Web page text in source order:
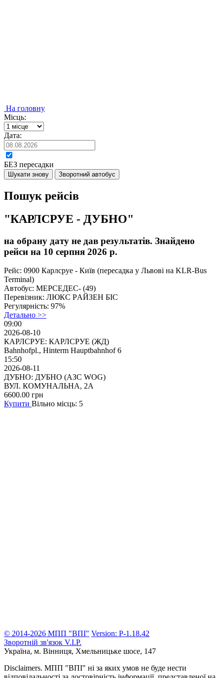
На головну
Місць:
Дата:
БЕЗ пересадки
Шукати знову Зворотний автобус
Пошук рейсів
"КАРЛСРУЕ - ДУБНО"
на обрану дату не дав результатів. Знайдено
рейси на 10 серпня 2026 р.
Рейс: 0900 Карлсруе - Київ (перeсaдкa у Львові на KLR-Bus
Terminal)
Автобус: МЕРСЕДЕС- (49)
Перевізник: ЛЮКС PАЙЗEH БІC
Регулярність: 97%
Детально >>
09:00
2026-08-10
КАРЛСРУЕ: КАРЛСРУЕ (ЖД)
Bahnhofpl., Hinterm Hauptbahnhof 6
15:50
2026-08-11
ДУБНО: ДУБНО (АЗС WOG)
ВУЛ. КОМУНАЛЬНА, 2А
6600.00 грн
Купити Вільно місць: 5
© 2014-2026 МПП "ВПІ" Version: P-1.18.42
Зворотній зв'язок V.I.P.
Україна, м. Вінниця, Хмельницьке шосе, 147
Disclaimers. МПП "ВПІ" ні за яких умов не буде нести